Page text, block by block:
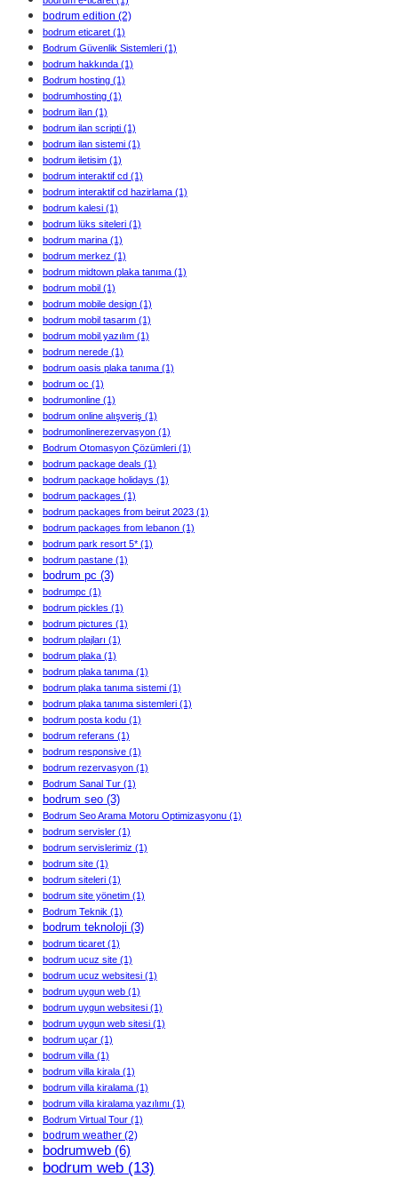
bodrum edition (2)
bodrum eticaret (1)
Bodrum Güvenlik Sistemleri (1)
bodrum hakkında (1)
Bodrum hosting (1)
bodrumhosting (1)
bodrum ilan (1)
bodrum ilan scripti (1)
bodrum ilan sistemi (1)
bodrum iletisim (1)
bodrum interaktif cd (1)
bodrum interaktif cd hazirlama (1)
bodrum kalesi (1)
bodrum lüks siteleri (1)
bodrum marina (1)
bodrum merkez (1)
bodrum midtown plaka tanıma (1)
bodrum mobil (1)
bodrum mobile design (1)
bodrum mobil tasarım (1)
bodrum mobil yazılım (1)
bodrum nerede (1)
bodrum oasis plaka tanıma (1)
bodrum oc (1)
bodrumonline (1)
bodrum online alışveriş (1)
bodrumonlinerezervasyon (1)
Bodrum Otomasyon Çözümleri (1)
bodrum package deals (1)
bodrum package holidays (1)
bodrum packages (1)
bodrum packages from beirut 2023 (1)
bodrum packages from lebanon (1)
bodrum park resort 5* (1)
bodrum pastane (1)
bodrum pc (3)
bodrumpc (1)
bodrum pickles (1)
bodrum pictures (1)
bodrum plajları (1)
bodrum plaka (1)
bodrum plaka tanıma (1)
bodrum plaka tanıma sistemi (1)
bodrum plaka tanıma sistemleri (1)
bodrum posta kodu (1)
bodrum referans (1)
bodrum responsive (1)
bodrum rezervasyon (1)
Bodrum Sanal Tur (1)
bodrum seo (3)
Bodrum Seo Arama Motoru Optimizasyonu (1)
bodrum servisler (1)
bodrum servislerimiz (1)
bodrum site (1)
bodrum siteleri (1)
bodrum site yönetim (1)
Bodrum Teknik (1)
bodrum teknoloji (3)
bodrum ticaret (1)
bodrum ucuz site (1)
bodrum ucuz websitesi (1)
bodrum uygun web (1)
bodrum uygun websitesi (1)
bodrum uygun web sitesi (1)
bodrum uçar (1)
bodrum villa (1)
bodrum villa kirala (1)
bodrum villa kiralama (1)
bodrum villa kiralama yazılımı (1)
Bodrum Virtual Tour (1)
bodrum weather (2)
bodrumweb (6)
bodrum web (13)